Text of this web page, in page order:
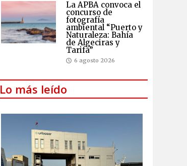
La APBA convoca el
concurso de
fotografía
ambiental “Puerto y
Naturaleza: Bahía
de Algeciras y
Tarifa”
6 agosto 2026
Lo más leído